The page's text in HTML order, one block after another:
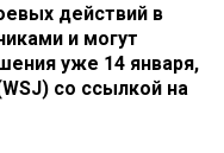
действий в
и могут
уже 14 января,
со ссылкой на